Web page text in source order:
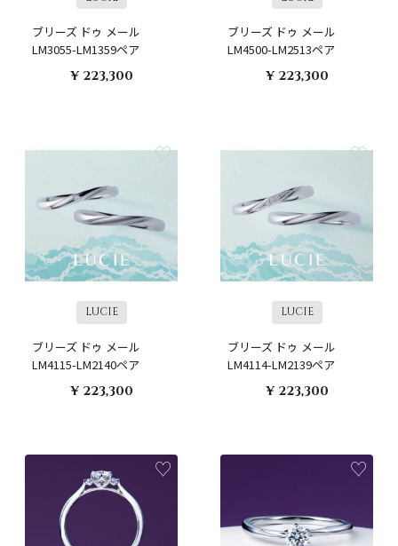
ブリーズ ドゥ メール
LM3055-LM1359ペア
¥ 223,300
ブリーズ ドゥ メール
LM4500-LM2513ペア
¥ 223,300
LUCIE
ブリーズ ドゥ メール
LM4115-LM2140ペア
¥ 223,300
LUCIE
ブリーズ ドゥ メール
LM4114-LM2139ペア
¥ 223,300